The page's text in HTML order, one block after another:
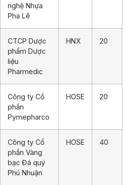
nghệ Nhựa
Pha Lê
CTCP Dược
phẩm Dược
liệu
Pharmedic
HNX 20
Công ty Cổ
phần
Pymepharco
HOSE 20
Công ty Cổ
phần Vàng
bạc Đá quý
Phú Nhuận
HOSE 40